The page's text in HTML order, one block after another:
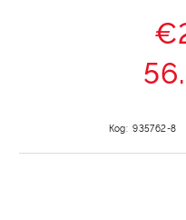
Код: 935762-8